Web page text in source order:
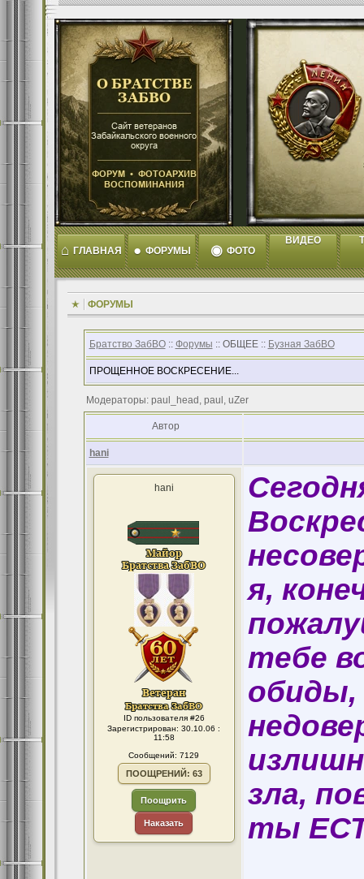
⌂ ГЛАВНАЯ ● ФОРУМЫ ◉ ФОТО
ВИДЕО
ФОРУМЫ
Братство ЗабВО:: Форумы :: ОБЩЕЕ :: Бузная ЗабВО
ПРОЩЕННОЕ ВОСКРЕСЕНИЕ...
Модераторы: paul_head, paul, uZer
Автор
hani
hani
ID пользователя #26
Зарегистрирован: 30.10.06 :
11:58
Сообщений: 7129
ПООЩРЕНИЙ: 63
Поощрить
Наказать
я,
тебе
зла,
ты